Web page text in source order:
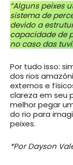
“Alguns peixes
sistema de
devido a
capacidade de
no caso das
Por tudo isso:
dos rios
externos e
clareza em seu
melhor pegar
do rio para
peixes.
*Por Dayson